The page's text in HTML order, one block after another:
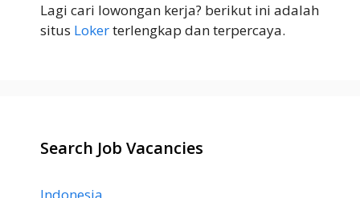
Lagi cari lowongan kerja? berikut ini adalah
situs Lokerterlengkap dan terpercaya.
Search Job Vacancies